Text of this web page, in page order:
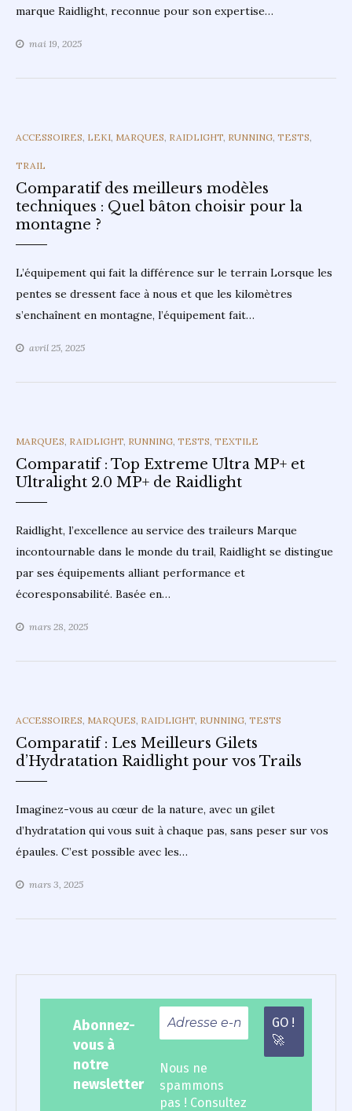
marque Raidlight, reconnue pour son expertise…
mai 19, 2025
CATEGORIES
ACCESSOIRES LEKI MARQUES RAIDLIGHT RUNNING TESTS
TRAIL
Comparatif des meilleurs modèles
techniques : Quel bâton choisir pour la
montagne ?
L’équipement qui fait la différence sur le terrain Lorsque les
pentes se dressent face à nous et que les kilomètres
s’enchaînent en montagne, l’équipement fait…
avril 25, 2025
CATEGORIES
MARQUES RAIDLIGHT RUNNING TESTS TEXTILE
Comparatif : Top Extreme Ultra MP+ et
Ultralight 2.0 MP+ de Raidlight
Raidlight, l’excellence au service des traileurs Marque
incontournable dans le monde du trail, Raidlight se distingue
par ses équipements alliant performance et
écoresponsabilité. Basée en…
mars 28, 2025
CATEGORIES
ACCESSOIRES MARQUES RAIDLIGHT RUNNING TESTS
Comparatif : Les Meilleurs Gilets
d’Hydratation Raidlight pour vos Trails
Imaginez-vous au cœur de la nature, avec un gilet
d’hydratation qui vous suit à chaque pas, sans peser sur vos
épaules. C’est possible avec les…
mars 3, 2025
Abonnez-
vous à
notre
newsletter
Nous ne
spammons
pas ! Consultez